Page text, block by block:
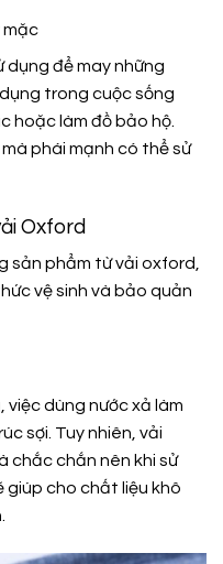
mặc
dụng để may những
trong cuộc sống
hoặc làm đồ bảo hộ.
phái mạnh có thể sử
Oxford
sản phẩm từ vải oxford,
vệ sinh và bảo quản
việc dùng nước xả làm
sợi. Tuy nhiên, vải
chắc chắn nên khi sử
giúp cho chất liệu khô